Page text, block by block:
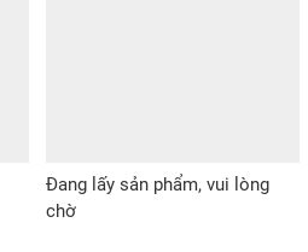
Đang lấy sản phẩm, vui lòng
chờ